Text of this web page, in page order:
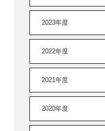
2023年度
2022年度
2021年度
2020年度